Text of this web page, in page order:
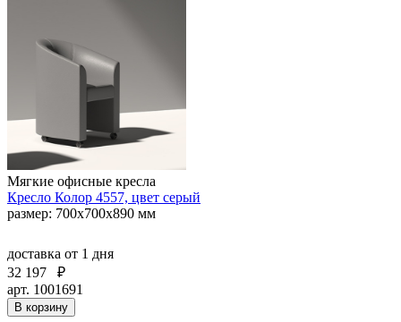
Мягкие офисные кресла
Кресло Колор 4557, цвет серый
размер: 700х700х890 мм
доставка от 1 дня
32 197
₽
арт. 1001691
В корзину